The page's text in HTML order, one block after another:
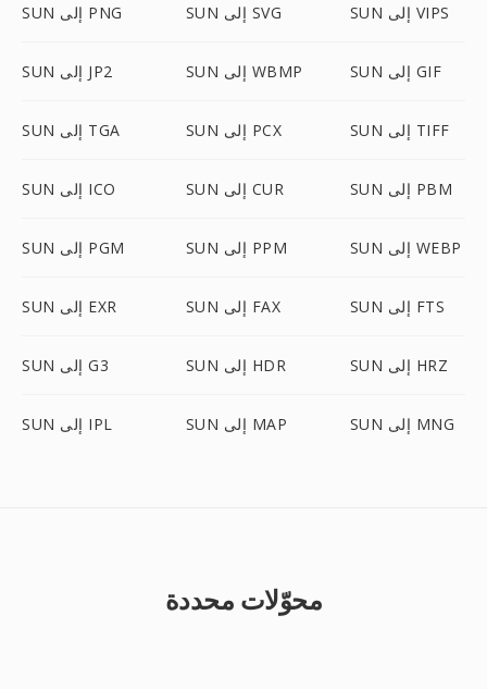
SUN إلى PNG SUN إلى SVG SUN إلى VIPS
SUN إلى JP2 SUN إلى WBMP SUN إلى GIF
SUN إلى TGA SUN إلى PCX SUN إلى TIFF
SUN إلى ICO SUN إلى CUR SUN إلى PBM
SUN إلى PGM SUN إلى PPM SUN إلى WEBP
SUN إلى EXR SUN إلى FAX SUN إلى FTS
SUN إلى G3 SUN إلى HDR SUN إلى HRZ
SUN إلى IPL SUN إلى MAP SUN إلى MNG
محوّلات محددة